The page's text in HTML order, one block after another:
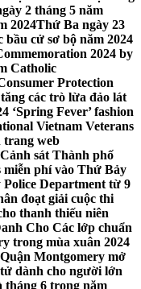
2 tháng 5 năm
2024Thứ Ba ngày 23
cử sơ bộ năm 2024
2024 by
Catholic
Protection
các trò lừa đảo lát
‘Spring Fever’ fashion
Vietnam Veterans
trang web
sát Thành phố
miễn phí vào Thứ Bảy
Department từ 9
đoạt giải cuộc thi
thanh thiếu niên
Cho Các lớp chuẩn
trong mùa xuân 2024
Quận Montgomery mở
dành cho người lớn
tháng 6 trong năm